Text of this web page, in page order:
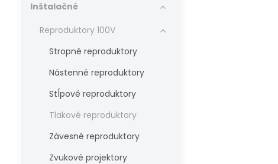
Inštalačné
Reproduktory 100V
Stropné reproduktory
Nástenné reproduktory
Stĺpové reproduktory
Tlakové reproduktory
Závesné reproduktory
Zvukové projektory